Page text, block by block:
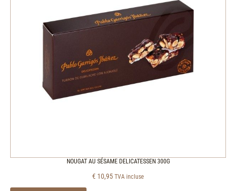
NOUGAT AU SÉSAME DELICATESSEN 300G
€ 10,95 TVA incluse